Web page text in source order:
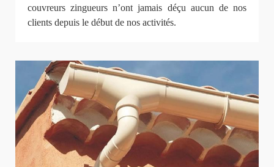
couvreurs zingueurs n’ont jamais déçu aucun de nos
clients depuis le début de nos activités.